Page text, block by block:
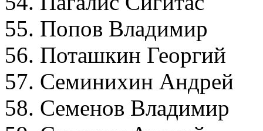
55. Попов
56. Поташкин
57. Семинихин
58. Семенов